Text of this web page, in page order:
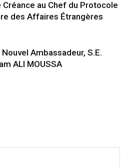
au Chef du Protocole
des Affaires Étrangères
Ambassadeur, S.E.
ALI MOUSSA